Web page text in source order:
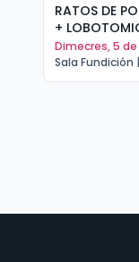
RATOS DE
+
dimecres, 5
Sala Fundición